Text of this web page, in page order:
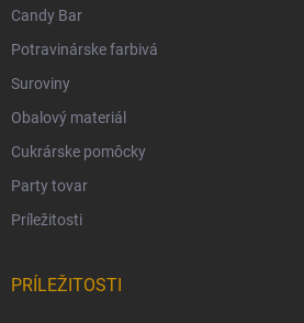
Candy Bar
Potravinárske farbivá
Suroviny
Obalový materiál
Cukrárske pomôcky
Party tovar
Príležitosti
PRÍLEŽITOSTI